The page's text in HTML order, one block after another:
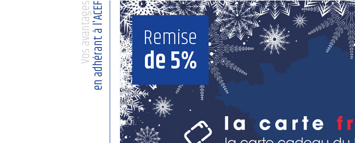
Vos avantagesen adhérant à l'ACEF Remise
de 5%